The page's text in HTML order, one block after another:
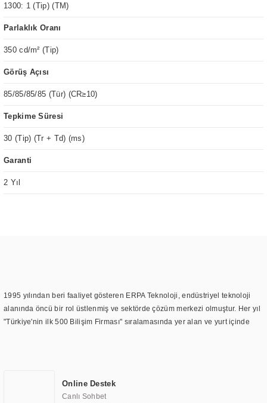
1300: 1 (Tip) (TM)
Parlaklık Oranı
350 cd/m² (Tip)
Görüş Açısı
85/85/85/85 (Tür) (CR≥10)
Tepkime Süresi
30 (Tip) (Tr + Td) (ms)
Garanti
2 Yıl
1995 yılından beri faaliyet gösteren ERPA Teknoloji, endüstriyel teknoloji
alanında öncü bir rol üstlenmiş ve sektörde çözüm merkezi olmuştur. Her yıl
"Türkiye'nin ilk 500 Bilişim Firması" sıralamasında yer alan ve yurt içinde
TOCHI markası altında kendi ürettiği ürünlerde kullanmıştır. Günümüzde
TOCHI; videowall, digital signage, kiosk, totem, akıllı durak ekranı, araç içi
Online Destek
Canlı Sohbet